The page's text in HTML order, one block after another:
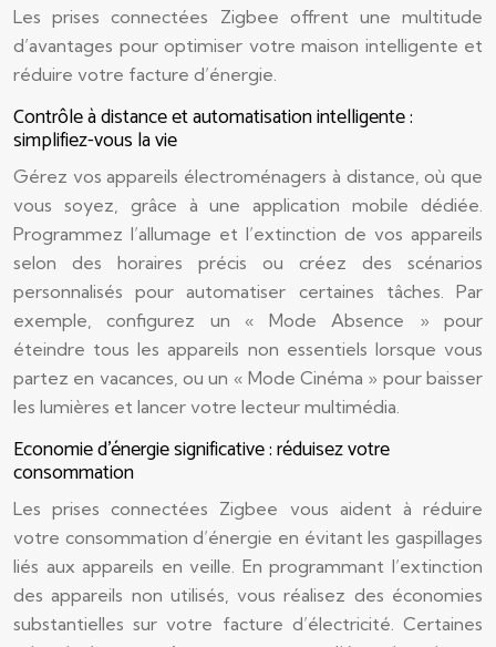
Les prises connectées Zigbee offrent une multitude
d’avantages pour optimiser votre maison intelligente et
réduire votre facture d’énergie.
Contrôle à distance et automatisation intelligente :
simplifiez-vous la vie
Gérez vos appareils électroménagers à distance, où que
vous soyez, grâce à une application mobile dédiée.
Programmez l’allumage et l’extinction de vos appareils
selon des horaires précis ou créez des scénarios
personnalisés pour automatiser certaines tâches. Par
exemple, configurez un « Mode Absence » pour
éteindre tous les appareils non essentiels lorsque vous
partez en vacances, ou un « Mode Cinéma » pour baisser
les lumières et lancer votre lecteur multimédia.
Economie d’énergie significative : réduisez votre
consommation
Les prises connectées Zigbee vous aident à réduire
votre consommation d’énergie en évitant les gaspillages
liés aux appareils en veille. En programmant l’extinction
des appareils non utilisés, vous réalisez des économies
substantielles sur votre facture d’électricité. Certaines